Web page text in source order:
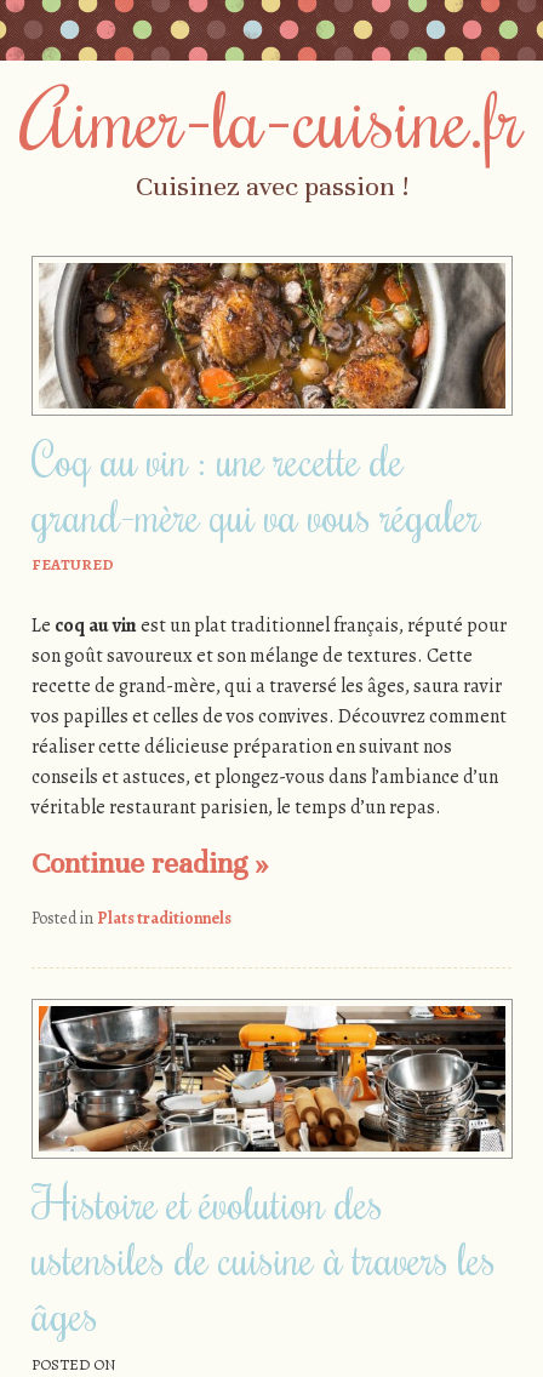
Aimer-la-cuisine.fr
Cuisinez avec passion !
Menu
Coq au vin : une recette de
grand-mère qui va vous régaler
FEATURED
Le coq au vinest un plat traditionnel français, réputé pour
son goût savoureux et son mélange de textures. Cette
recette de grand-mère, qui a traversé les âges, saura ravir
vos papilles et celles de vos convives. Découvrez comment
réaliser cette délicieuse préparation en suivant nos
conseils et astuces, et plongez-vous dans l’ambiance d’un
véritable restaurant parisien, le temps d’un repas.
Continue reading »
Posted in Plats traditionnels
Histoire et évolution des
ustensiles de cuisine à travers les
âges
POSTED ON